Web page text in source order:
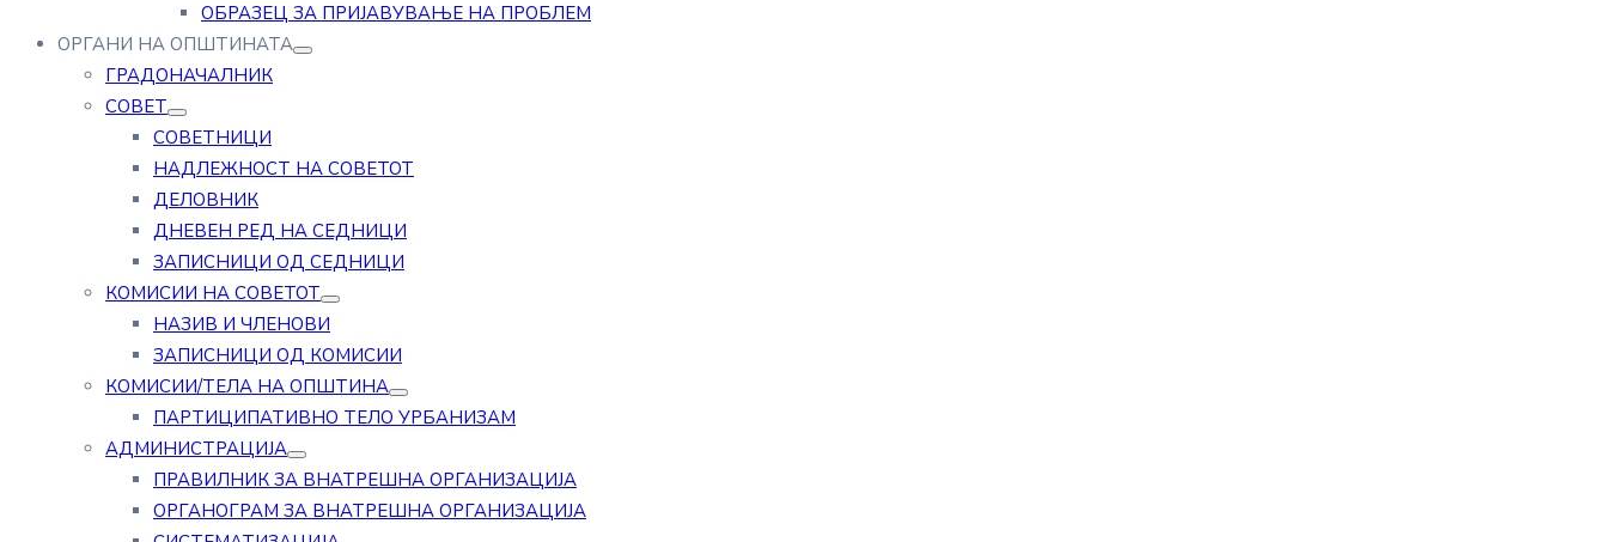
ОБРАЗЕЦ ЗА ПРИЈАВУВАЊЕ НА ПРОБЛЕМ
ОРГАНИ НА ОПШТИНАТА
ГРАДОНАЧАЛНИК
СОВЕТ
СОВЕТНИЦИ
НАДЛЕЖНОСТ НА СОВЕТОТ
ДЕЛОВНИК
ДНЕВЕН РЕД НА СЕДНИЦИ
ЗАПИСНИЦИ ОД СЕДНИЦИ
КОМИСИИ НА СОВЕТОТ
НАЗИВ И ЧЛЕНОВИ
ЗАПИСНИЦИ ОД КОМИСИИ
КОМИСИИ/ТЕЛА НА ОПШТИНА
ПАРТИЦИПАТИВНО ТЕЛО УРБАНИЗАМ
АДМИНИСТРАЦИЈА
ПРАВИЛНИК ЗА ВНАТРЕШНА ОРГАНИЗАЦИЈА
ОРГАНОГРАМ ЗА ВНАТРЕШНА ОРГАНИЗАЦИЈА